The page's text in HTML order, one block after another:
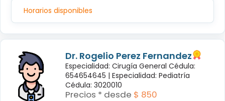
Horarios disponibles
Dr. Rogelio Perez Fernandez
Especialidad: Cirugía General Cédula:
654654645 | Especialidad: Pediatría
Cédula: 3020010
Precios * desde $ 850